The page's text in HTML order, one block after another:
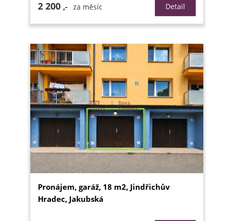
2 200 ,- za měsíc Detail
Pronájem, garáž, 18 m2, Jindřichův
Hradec, Jakubská